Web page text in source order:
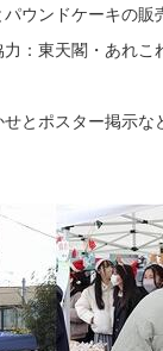
ウンドケーキの販
：東天閣・あれこ
とポスター掲示